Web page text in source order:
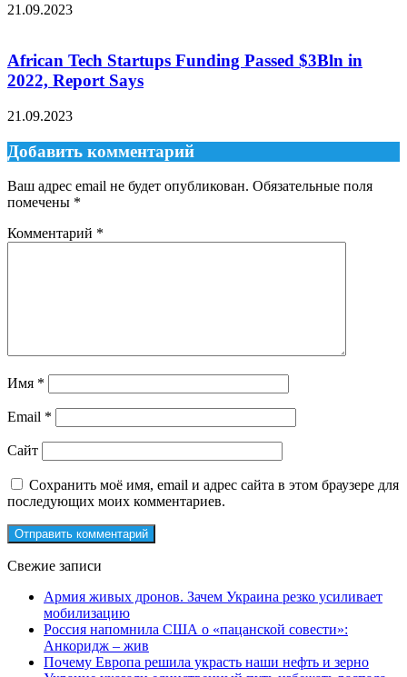
21.09.2023
African Tech Startups Funding Passed $3Bln in
2022, Report Says
21.09.2023
Добавить комментарий
Ваш адрес email не будет опубликован. Обязательные поля
помечены *
Комментарий *
Имя *
Email *
Сайт
Сохранить моё имя, email и адрес сайта в этом браузере для
последующих моих комментариев.
Свежие записи
Армия живых дронов. Зачем Украина резко усиливает
мобилизацию
Россия напомнила США о «пацанской совести»:
Анкоридж – жив
Почему Европа решила украсть наши нефть и зерно